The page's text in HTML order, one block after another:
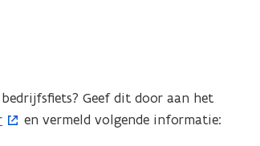
Geef dit door aan het
en vermeld volgende informatie: